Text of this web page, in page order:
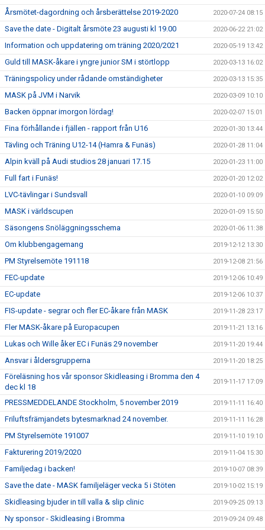
Årsmötet-dagordning och årsberättelse 2019-2020 2020-07-24 08:15
Save the date - Digitalt årsmöte 23 augusti kl 19.00 2020-06-22 21:02
Information och uppdatering om träning 2020/2021 2020-05-19 13:42
Guld till MASK-åkare i yngre junior SM i störtlopp 2020-03-13 16:02
Träningspolicy under rådande omständigheter 2020-03-13 15:35
MASK på JVM i Narvik 2020-03-09 10:10
Backen öppnar imorgon lördag! 2020-02-07 15:01
Fina förhållande i fjällen - rapport från U16 2020-01-30 13:44
Tävling och Träning U12-14 (Hamra & Funäs) 2020-01-28 11:04
Alpin kväll på Audi studios 28 januari 17.15 2020-01-23 11:00
Full fart i Funäs! 2020-01-20 12:02
LVC-tävlingar i Sundsvall 2020-01-10 09:09
MASK i världscupen 2020-01-09 15:50
Säsongens Snöläggningsschema 2020-01-06 11:38
Om klubbengagemang 2019-12-12 13:30
PM Styrelsemöte 191118 2019-12-08 21:56
FEC-update 2019-12-06 10:49
EC-update 2019-12-06 10:37
FIS-update - segrar och fler EC-åkare från MASK 2019-11-28 23:17
Fler MASK-åkare på Europacupen 2019-11-21 13:16
Lukas och Wille åker EC i Funäs 29 november 2019-11-20 19:44
Ansvar i åldersgrupperna 2019-11-20 18:25
Föreläsning hos vår sponsor Skidleasing i Bromma den 4
dec kl 18
2019-11-17 17:09
PRESSMEDDELANDE Stockholm, 5 november 2019 2019-11-11 16:40
Friluftsfrämjandets bytesmarknad 24 november. 2019-11-11 16:28
PM Styrelsemöte 191007 2019-11-10 19:10
Fakturering 2019/2020 2019-11-04 15:30
Familjedag i backen! 2019-10-07 08:39
Save the date - MASK familjeläger vecka 5 i Stöten 2019-10-02 15:19
Skidleasing bjuder in till valla & slip clinic 2019-09-25 09:13
Ny sponsor - Skidleasing i Bromma 2019-09-24 09:48